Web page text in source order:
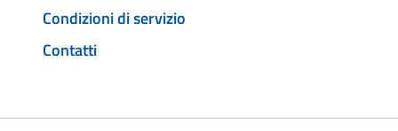
Condizioni di servizio
Contatti